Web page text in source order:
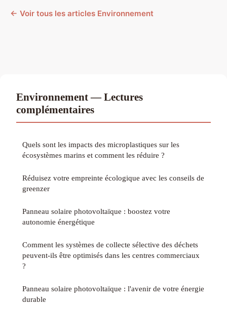
← Voir tous les articles Environnement
Environnement — Lectures
complémentaires
Quels sont les impacts des microplastiques sur les
écosystèmes marins et comment les réduire ?
Réduisez votre empreinte écologique avec les conseils de
greenzer
Panneau solaire photovoltaïque : boostez votre
autonomie énergétique
Comment les systèmes de collecte sélective des déchets
peuvent-ils être optimisés dans les centres commerciaux
?
Panneau solaire photovoltaïque : l'avenir de votre énergie
durable